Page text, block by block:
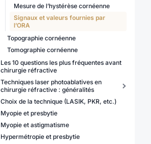
Mesure de l’hystérèse cornéenne
Signaux et valeurs fournies par
l’ORA
Topographie cornéenne
Tomographie cornéenne
Les 10 questions les plus fréquentes avant
chirurgie réfractive
Techniques laser photoablatives en
chirurgie réfractive : généralités
Choix de la technique (LASIK, PKR, etc.)
Myopie et presbytie
Myopie et astigmatisme
Hypermétropie et presbytie